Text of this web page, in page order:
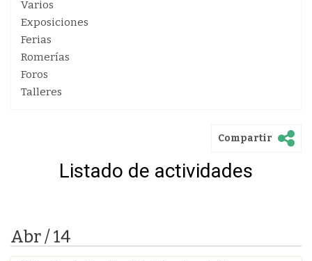
Varios
Exposiciones
Ferias
Romerías
Foros
Talleres
Compartir
Listado de actividades
Abr / 14